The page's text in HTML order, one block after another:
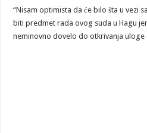
“Nisam optimista da će bilo šta u vezi
biti predmet rada ovog suda u Hagu
neminovno dovelo do otkrivanja uloge